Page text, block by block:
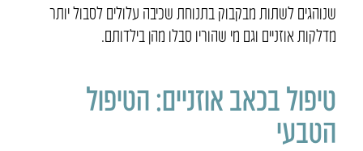
שנוהגים לשתות מבקבוק בתנוחת שכיבה עלולים לסבול יותר
מדלקות אוזניים וגם מי שהוריו סבלו מהן בילדותם.
טיפול בכאב אוזניים: הטיפול
הטבעי